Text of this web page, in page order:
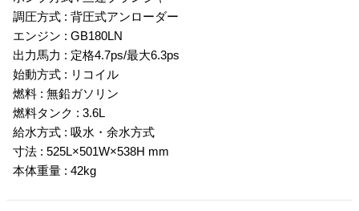
調圧方式 : 背圧式アンローダー
エンジン : GB180LN
出力馬力 : 定格4.7ps/最大6.3ps
始動方式 : リコイル
燃料 : 無鉛ガソリン
燃料タンク : 3.6L
給水方式 : 吸水・余水方式
寸法 : 525L×501W×538H mm
本体重量 : 42kg